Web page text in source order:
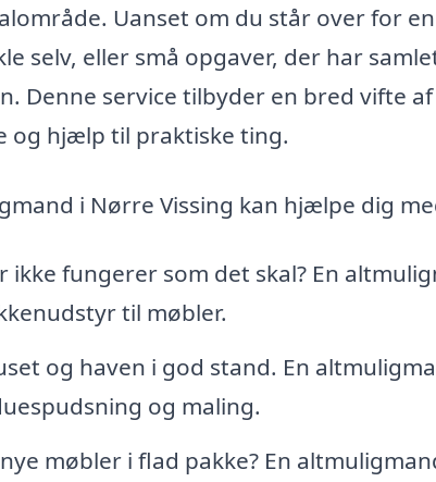
Uanset om du står over for
selv, eller små opgaver, der har
Denne service tilbyder en bred vifte af
og hjælp til praktiske ting.
i Nørre Vissing kan hjælpe dig
ikke fungerer som det skal? En
til møbler.
og haven i god stand. En
og maling.
møbler i flad pakke? En